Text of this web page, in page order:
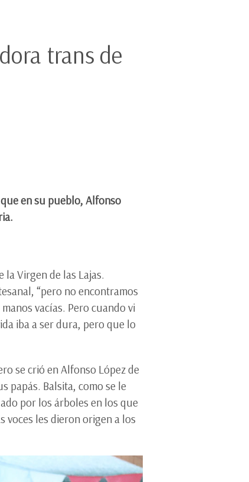
trans de
en su pueblo, Alfonso
Virgen de las Lajas.
“pero no encontramos
vacías. Pero cuando vi
iba a ser dura, pero que lo
se crió en Alfonso López de
papás. Balsita, como se le
por los árboles en los que
voces les dieron origen a los